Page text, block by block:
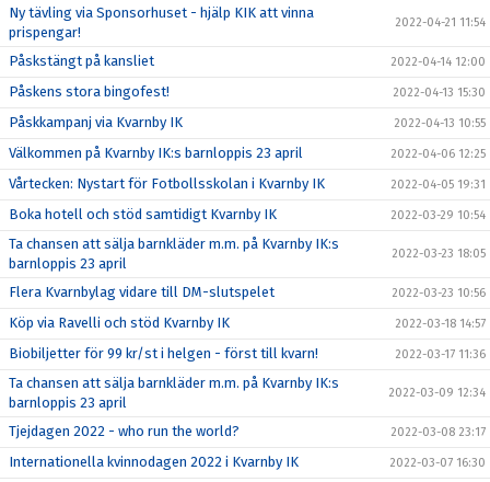
Ny tävling via Sponsorhuset - hjälp KIK att vinna
prispengar!
2022-04-21 11:54
Påskstängt på kansliet 2022-04-14 12:00
Påskens stora bingofest! 2022-04-13 15:30
Påskkampanj via Kvarnby IK 2022-04-13 10:55
Välkommen på Kvarnby IK:s barnloppis 23 april 2022-04-06 12:25
Vårtecken: Nystart för Fotbollsskolan i Kvarnby IK 2022-04-05 19:31
Boka hotell och stöd samtidigt Kvarnby IK 2022-03-29 10:54
Ta chansen att sälja barnkläder m.m. på Kvarnby IK:s
barnloppis 23 april
2022-03-23 18:05
Flera Kvarnbylag vidare till DM-slutspelet 2022-03-23 10:56
Köp via Ravelli och stöd Kvarnby IK 2022-03-18 14:57
Biobiljetter för 99 kr/st i helgen - först till kvarn! 2022-03-17 11:36
Ta chansen att sälja barnkläder m.m. på Kvarnby IK:s
barnloppis 23 april
2022-03-09 12:34
Tjejdagen 2022 - who run the world? 2022-03-08 23:17
Internationella kvinnodagen 2022 i Kvarnby IK 2022-03-07 16:30